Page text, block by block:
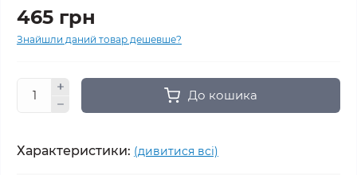
465 грн
Знайшли даний товар дешевше?
До кошика
Характеристики: (дивитися всі)